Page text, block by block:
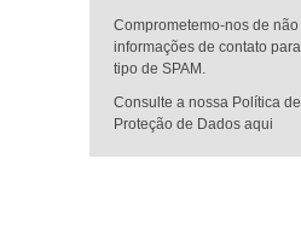
Comprometemo-nos de
informações de contato
tipo de SPAM.
Consulte a nossa Política
Proteção de Dados aqui